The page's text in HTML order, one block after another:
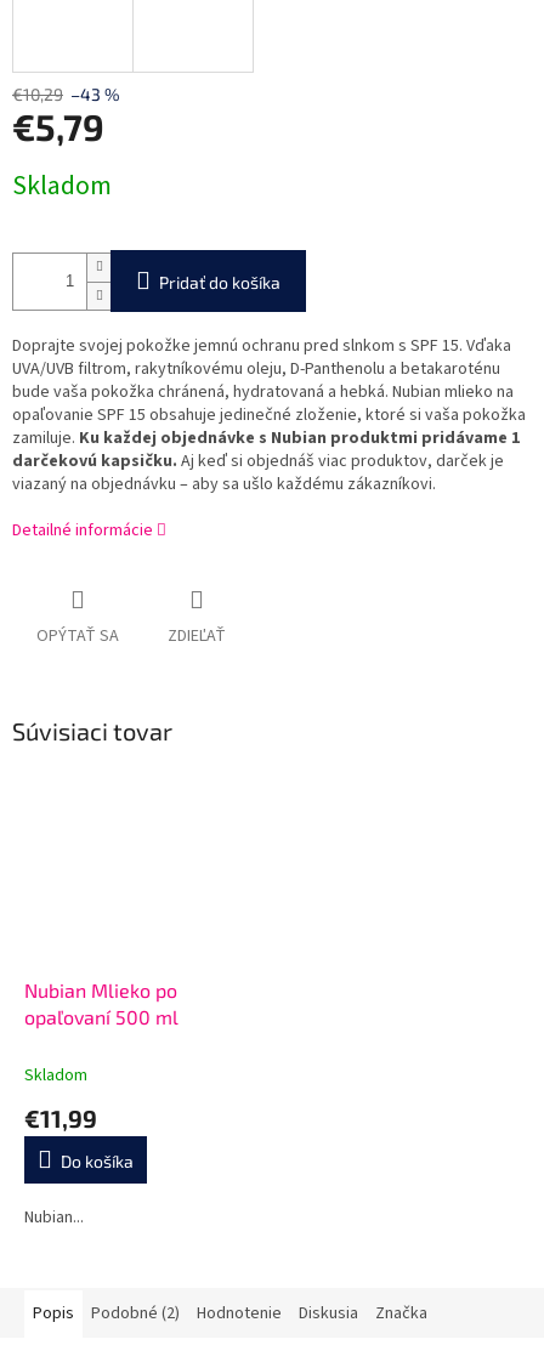
€10,29 –43 %
€5,79
cena:
Skladom
Pridať do košíka
Doprajte svojej pokožke jemnú ochranu pred slnkom s SPF 15. Vďaka
UVA/UVB filtrom, rakytníkovému oleju, D-Panthenolu a betakaroténu
bude vaša pokožka chránená, hydratovaná a hebká. Nubian mlieko na
opaľovanie SPF 15 obsahuje jedinečné zloženie, ktoré si vaša pokožka
zamiluje. Ku každej objednávke s Nubian produktmi pridávame 1
darčekovú kapsičku. Aj keď si objednáš viac produktov, darček je
viazaný na objednávku – aby sa ušlo každému zákazníkovi.
Detailné informácie
OPÝTAŤ SA ZDIEĽAŤ
Súvisiaci tovar
Nubian Mlieko po
opaľovaní 500 ml
Skladom
€11,99
Do košíka
Nubian...
Popis Podobné (2) Hodnotenie Diskusia Značka